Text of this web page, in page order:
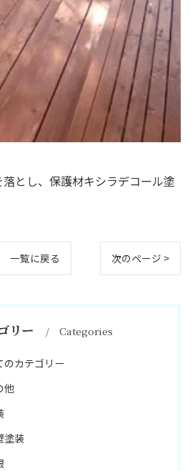
とし、保護材キシラデコール塗
一覧に戻る 次のページ >
リー Categories
のカテゴリー
他
塗装